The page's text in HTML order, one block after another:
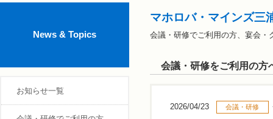
News & Topics
お知らせ一覧
マホロバ・マインズ三
会議・研修でご利用の方、宴会・
会議・研修をご利用の方
2026/04/23 会議・研修